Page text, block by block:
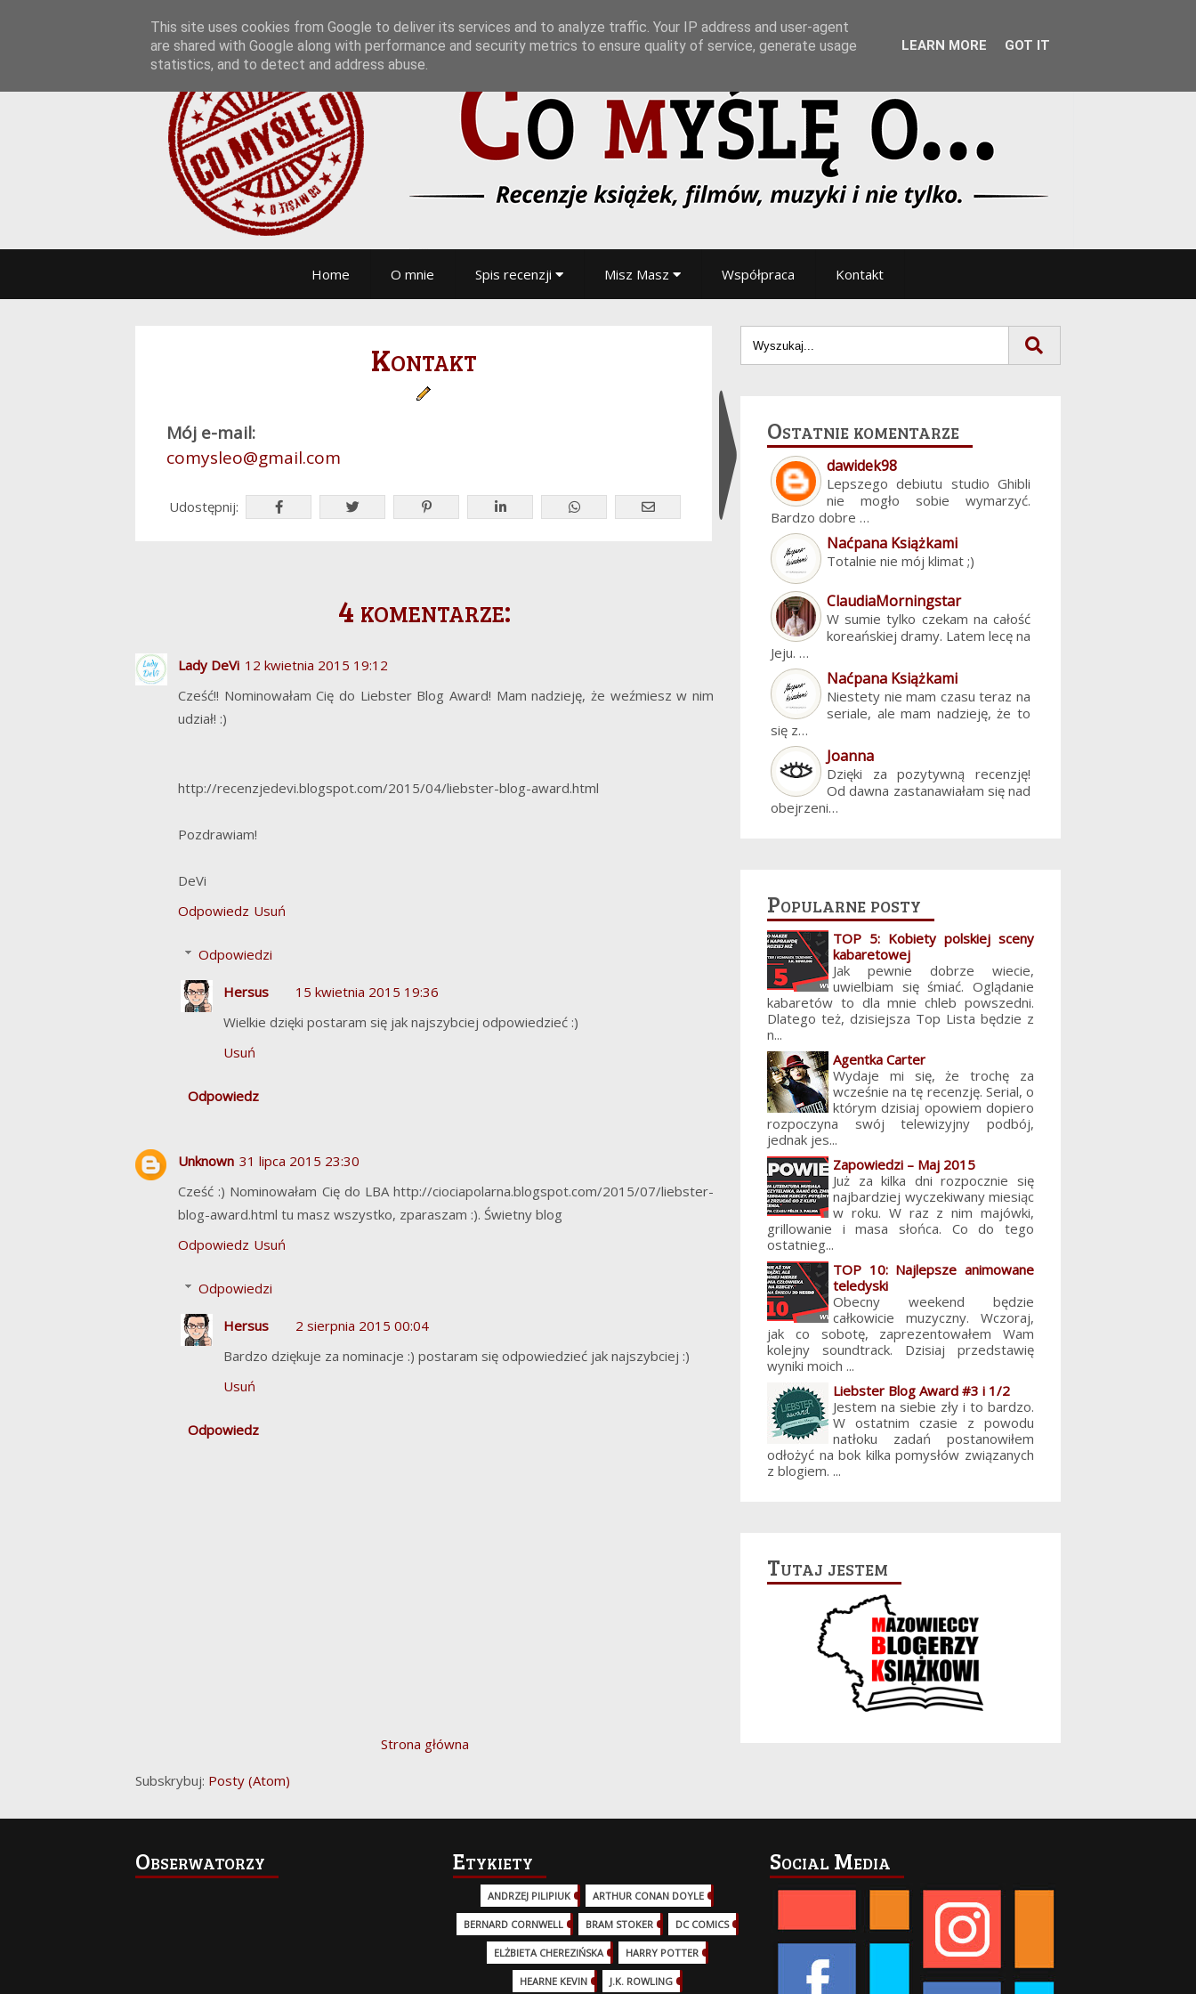
Home O mnie Spis recenzji Misz Masz Współpraca Kontakt
Kontakt
Mój e-mail:
comysleo@gmail.com
Udostępnij:
Ukryj
4 komentarze:
Lady DeVi 12 kwietnia 2015 19:12
Cześć!! Nominowałam Cię do Liebster Blog Award! Mam nadzieję, że weźmiesz w nim
udział! :)
http://recenzjedevi.blogspot.com/2015/04/liebster-blog-award.html
Pozdrawiam!
DeVi
Odpowiedz Usuń
Odpowiedzi
Hersus
15 kwietnia 2015 19:36
Wielkie dzięki postaram się jak najszybciej odpowiedzieć :)
Usuń
Odpowiedz
Unknown 31 lipca 2015 23:30
Cześć :) Nominowałam Cię do LBA http://ciociapolarna.blogspot.com/2015/07/liebster-
blog-award.html tu masz wszystko, zparaszam :). Świetny blog
Odpowiedz Usuń
Odpowiedzi
Hersus
2 sierpnia 2015 00:04
Bardzo dziękuje za nominacje :) postaram się odpowiedzieć jak najszybciej :)
Usuń
Odpowiedz
Strona główna
Subskrybuj: Posty (Atom)
Ostatnie komentarze
dawidek98
Lepszego debiutu studio Ghibli
nie mogło sobie wymarzyć.
Bardzo dobre …
Naćpana Książkami
Totalnie nie mój klimat ;)
ClaudiaMorningstar
W sumie tylko czekam na całość
koreańskiej dramy. Latem lecę na
Jeju. …
Naćpana Książkami
Niestety nie mam czasu teraz na
seriale, ale mam nadzieję, że to
się z…
Joanna
Dzięki za pozytywną recenzję!
Od dawna zastanawiałam się nad
obejrzeni…
Popularne posty
TOP 5: Kobiety polskiej sceny
kabaretowej
Jak pewnie dobrze wiecie,
uwielbiam się śmiać. Oglądanie
kabaretów to dla mnie chleb powszedni.
Dlatego też, dzisiejsza Top Lista będzie z
n...
Agentka Carter
Wydaje mi się, że trochę za
wcześnie na tę recenzję. Serial, o
którym dzisiaj opowiem dopiero
rozpoczyna swój telewizyjny podbój,
jednak jes...
Zapowiedzi – Maj 2015
Już za kilka dni rozpocznie się
najbardziej wyczekiwany miesiąc
w roku. W raz z nim majówki,
grillowanie i masa słońca. Co do tego
ostatnieg...
TOP 10: Najlepsze animowane
teledyski
Obecny weekend będzie
całkowicie muzyczny. Wczoraj,
jak co sobotę, zaprezentowałem Wam
kolejny soundtrack. Dzisiaj przedstawię
wyniki moich ...
Liebster Blog Award #3 i 1/2
Jestem na siebie zły i to bardzo.
W ostatnim czasie z powodu
natłoku zadań postanowiłem
odłożyć na bok kilka pomysłów związanych
z blogiem. ...
Tutaj jestem
Obserwatorzy Etykiety
ANDRZEJ PILIPIUK (29)ARTHUR CONAN DOYLE
BERNARD CORNWELL BRAM STOKER DC COMICS
ELŻBIETA CHEREZIŃSKA HARRY POTTER
HEARNE KEVIN J.K. ROWLING
Social Media
This site uses cookies from Google to deliver its services and to analyze traffic. Your IP address and user-agent
are shared with Google along with performance and security metrics to ensure quality of service, generate usage
statistics, and to detect and address abuse.
LEARN MORE GOT IT